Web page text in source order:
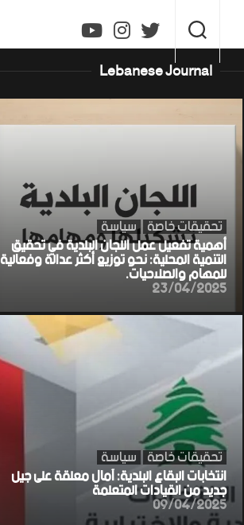
content
Lebanese Journal
تحقيقات خاصة سياسة
أهمية تفعيل عمل اللجان البلدية في تحقيق
التنمية المحلية: نحو توزيع أكثر عدالة وفعالية
للمهام والصلاحيات.
23/04/2025
تحقيقات خاصة سياسة
انتخابات البقاع البلدية: آمال معلقة على جيل
جديد من القيادات المتعلمة
09/04/2025